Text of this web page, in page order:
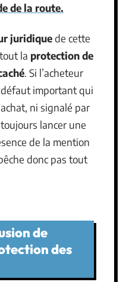
de la route.
juridiquede cette
la protection de
. Si l’acheteur
important qui
ni signalé par
lancer une
de la mention
donc pas tout
de
des